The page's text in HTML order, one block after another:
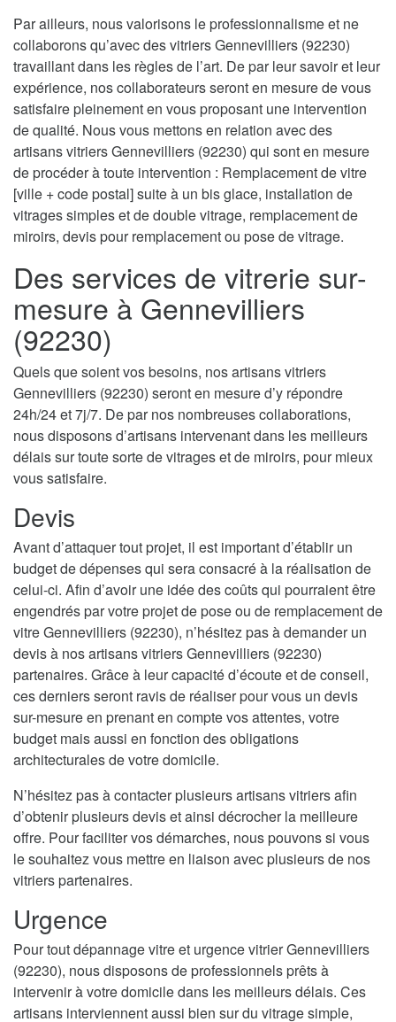
Par ailleurs, nous valorisons le professionnalisme et ne
collaborons qu’avec des vitriers Gennevilliers (92230)
travaillant dans les règles de l’art. De par leur savoir et leur
expérience, nos collaborateurs seront en mesure de vous
satisfaire pleinement en vous proposant une intervention
de qualité. Nous vous mettons en relation avec des
artisans vitriers Gennevilliers (92230) qui sont en mesure
de procéder à toute intervention : Remplacement de vitre
[ville + code postal] suite à un bis glace, installation de
vitrages simples et de double vitrage, remplacement de
miroirs, devis pour remplacement ou pose de vitrage.
Des services de vitrerie sur-
mesure à Gennevilliers
(92230)
Quels que soient vos besoins, nos artisans vitriers
Gennevilliers (92230) seront en mesure d’y répondre
24h/24 et 7j/7. De par nos nombreuses collaborations,
nous disposons d’artisans intervenant dans les meilleurs
délais sur toute sorte de vitrages et de miroirs, pour mieux
vous satisfaire.
Devis
Avant d’attaquer tout projet, il est important d’établir un
budget de dépenses qui sera consacré à la réalisation de
celui-ci. Afin d’avoir une idée des coûts qui pourraient être
engendrés par votre projet de pose ou de remplacement de
vitre Gennevilliers (92230), n’hésitez pas à demander un
devis à nos artisans vitriers Gennevilliers (92230)
partenaires. Grâce à leur capacité d’écoute et de conseil,
ces derniers seront ravis de réaliser pour vous un devis
sur-mesure en prenant en compte vos attentes, votre
budget mais aussi en fonction des obligations
architecturales de votre domicile.
N’hésitez pas à contacter plusieurs artisans vitriers afin
d’obtenir plusieurs devis et ainsi décrocher la meilleure
offre. Pour faciliter vos démarches, nous pouvons si vous
le souhaitez vous mettre en liaison avec plusieurs de nos
vitriers partenaires.
Urgence
Pour tout dépannage vitre et urgence vitrier Gennevilliers
(92230), nous disposons de professionnels prêts à
intervenir à votre domicile dans les meilleurs délais. Ces
artisans interviennent aussi bien sur du vitrage simple,